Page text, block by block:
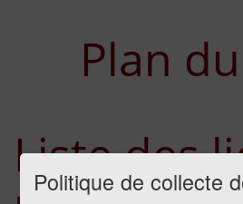
Politique de collecte
Plan
Liste des